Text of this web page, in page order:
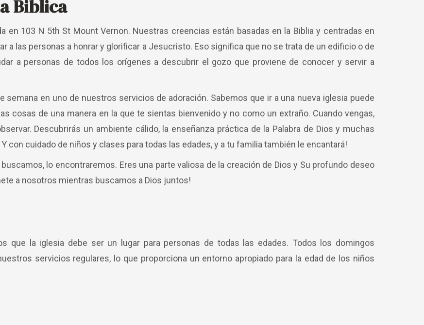
Biblica
en 103 N 5th St Mount Vernon. Nuestras creencias están basadas en la Biblia y centradas en
a las personas a honrar y glorificar a Jesucristo. Eso significa que no se trata de un edificio o de
a personas de todos los orígenes a descubrir el gozo que proviene de conocer y servir a
semana en uno de nuestros servicios de adoración. Sabemos que ir a una nueva iglesia puede
cosas de una manera en la que te sientas bienvenido y no como un extraño. Cuando vengas,
Descubrirás un ambiente cálido, la enseñanza práctica de la Palabra de Dios y muchas
con cuidado de niños y clases para todas las edades, y a tu familia también le encantará!
lo encontraremos. Eres una parte valiosa de la creación de Dios y Su profundo deseo
a nosotros mientras buscamos a Dios juntos!
que la iglesia debe ser un lugar para personas de todas las edades. Todos los domingos
servicios regulares, lo que proporciona un entorno apropiado para la edad de los niños